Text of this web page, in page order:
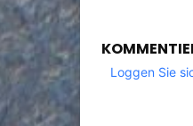
Loggen Sie